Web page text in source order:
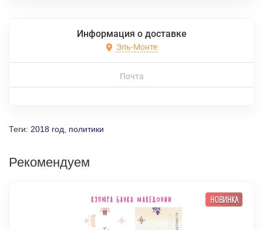
Информация о доставке
Эль-Монте
Почта
Теги: 2018 год политики
Рекомендуем
НОВИНКА